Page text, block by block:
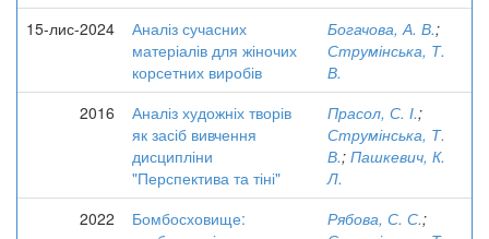
15-лис-2024
Аналіз сучасних
матеріалів для жіночих
корсетних виробів
Богачова, А. В.;
Струмінська, Т.
В.
2016
Аналіз художніх творів
як засіб вивчення
дисципліни
"Перспектива та тіні"
Прасол, С. І.;
Струмінська, Т.
В.; Пашкевич, К.
Л.
2022
Бомбосховище:
Рябова, С. С.;